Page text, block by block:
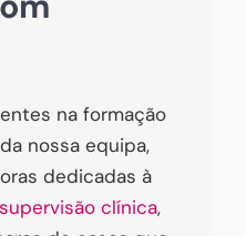
na formação
nossa equipa,
dedicadas à
supervisão clínica,